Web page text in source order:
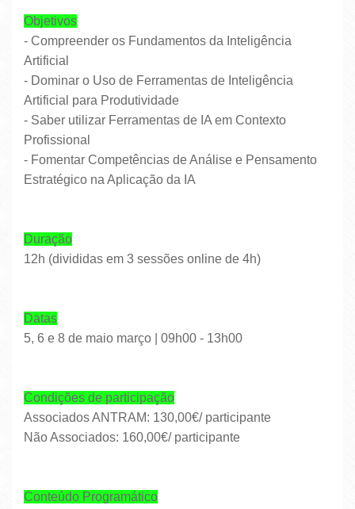
Objetivos
- Compreender os Fundamentos da Inteligência
Artificial
- Dominar o Uso de Ferramentas de Inteligência
Artificial para Produtividade
- Saber utilizar Ferramentas de IA em Contexto
Profissional
- Fomentar Competências de Análise e Pensamento
Estratégico na Aplicação da IA
Duração
12h (divididas em 3 sessões online de 4h)
Datas
5, 6 e 8 de maio março | 09h00 - 13h00
Condições de participação
Associados ANTRAM: 130,00€/ participante
Não Associados: 160,00€/ participante
Conteúdo Programático